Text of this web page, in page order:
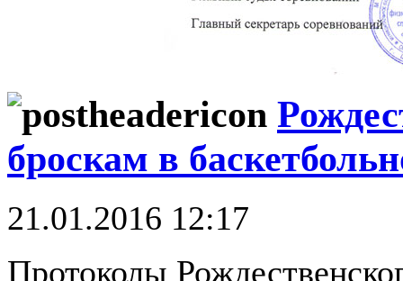
броскам в
21.01.2016 12:17
Протоколы